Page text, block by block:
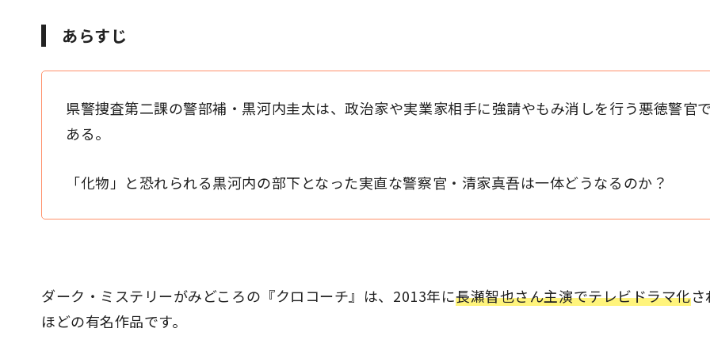
あらすじ
県警捜査第二課の警部補・黒河内圭太は、政治家や実業家相手に強請やもみ消しを行う悪徳警官
ある。
「化物」と恐れられる黒河内の部下となった実直な警察官・清家真吾は一体どうなるのか？
ダーク・ミステリーがみどころの『クロコーチ』は、2013年に長瀬智也さん主演でテレビドラマ化さ
ほどの有名作品です。